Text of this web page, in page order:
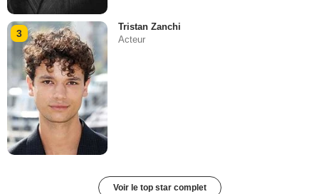
3
Tristan Zanchi
Acteur
Voir le top star complet